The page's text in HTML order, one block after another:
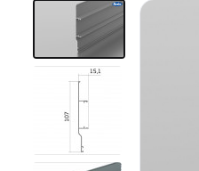
Мебельные образцы,